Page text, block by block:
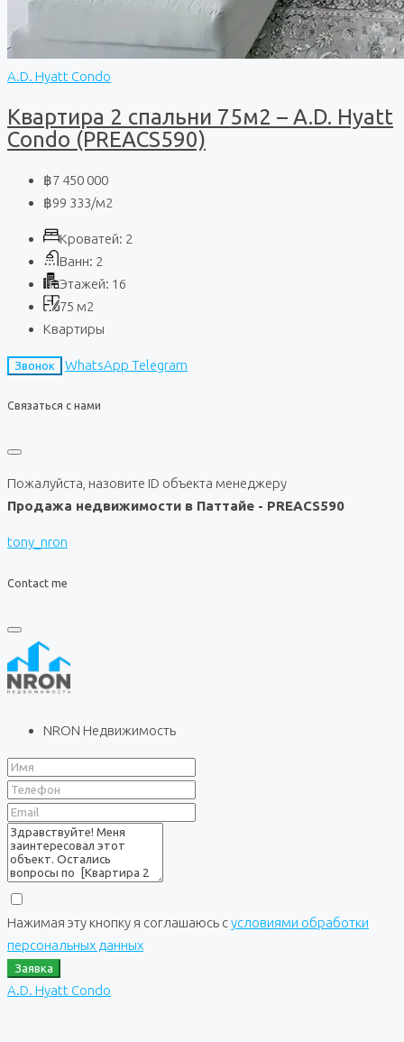
A.D. Hyatt Condo
Квартира 2 спальни 75м2 – A.D. Hyatt
Condo (PREACS590)
฿7 450 000
฿99 333/м2
Кроватей: 2
Ванн: 2
Этажей: 16
75 м2
Квартиры
Звонок WhatsApp Telegram
Связаться с нами
Пожалуйста, назовите ID объекта менеджеру
Продажа недвижимости в Паттайе - PREACS590
tony_nron
Contact me
NRON Недвижимость
Нажимая эту кнопку я соглашаюсь сусловиями обработки
персональных данных
Заявка
A.D. Hyatt Condo